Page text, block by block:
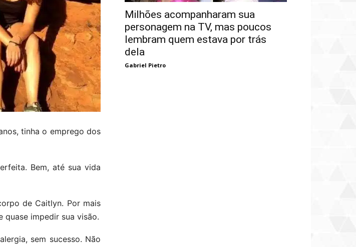
tinha o emprego dos
Bem, até sua vida
de Caitlyn. Por mais
quase impedir sua visão.
sem sucesso. Não
Milhões acompanharam sua
personagem na TV, mas poucos
lembram quem estava por trás
dela
Gabriel Pietro